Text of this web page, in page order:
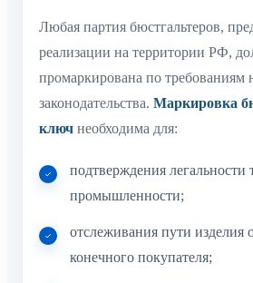
Любая партия бюстгальтеров,
реализации на территории РФ,
промаркирована по требованиям
законодательства. Маркировка
ключ необходима для:
подтверждения легальности
промышленности;
отслеживания пути изделия
конечного покупателя;